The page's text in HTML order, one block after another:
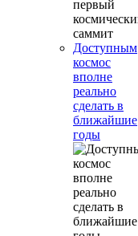
Доступным
космос
вполне
реально
сделать в
ближайшие
годы